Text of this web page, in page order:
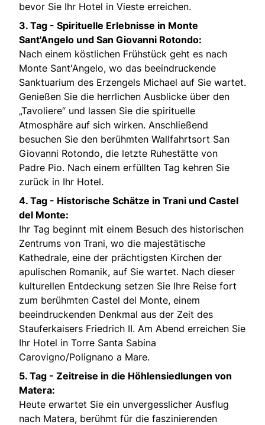
bevor Sie Ihr Hotel in Vieste erreichen.
3. Tag - Spirituelle Erlebnisse in Monte
Sant'Angelo und San Giovanni Rotondo:
Nach einem köstlichen Frühstück geht es nach
Monte Sant'Angelo, wo das beeindruckende
Sanktuarium des Erzengels Michael auf Sie wartet.
Genießen Sie die herrlichen Ausblicke über den
„Tavoliere“ und lassen Sie die spirituelle
Atmosphäre auf sich wirken. Anschließend
besuchen Sie den berühmten Wallfahrtsort San
Giovanni Rotondo, die letzte Ruhestätte von
Padre Pio. Nach einem erfüllten Tag kehren Sie
zurück in Ihr Hotel.
4. Tag - Historische Schätze in Trani und Castel
del Monte:
Ihr Tag beginnt mit einem Besuch des historischen
Zentrums von Trani, wo die majestätische
Kathedrale, eine der prächtigsten Kirchen der
apulischen Romanik, auf Sie wartet. Nach dieser
kulturellen Entdeckung setzen Sie Ihre Reise fort
zum berühmten Castel del Monte, einem
beeindruckenden Denkmal aus der Zeit des
Stauferkaisers Friedrich II. Am Abend erreichen Sie
Ihr Hotel in Torre Santa Sabina
Carovigno/Polignano a Mare.
5. Tag - Zeitreise in die Höhlensiedlungen von
Matera:
Heute erwartet Sie ein unvergesslicher Ausflug
nach Matera, berühmt für die faszinierenden